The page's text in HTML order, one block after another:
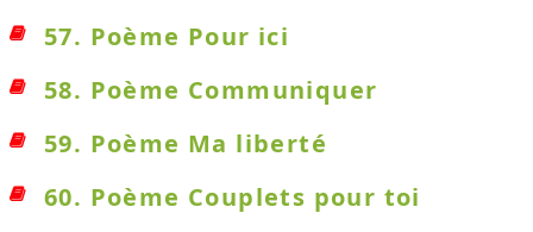
57. Poème Pour ici
58. Poème Communiquer
59. Poème Ma liberté
60. Poème Couplets pour toi